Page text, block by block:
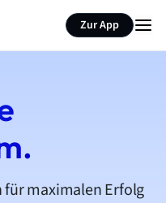
Zur App
für maximalen Erfolg